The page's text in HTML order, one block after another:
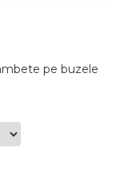
pe buzele